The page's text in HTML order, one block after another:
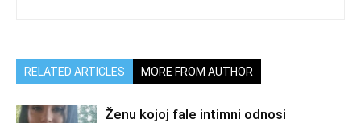
RELATED ARTICLES MORE FROM AUTHOR
Ženu kojoj fale intimni odnosi